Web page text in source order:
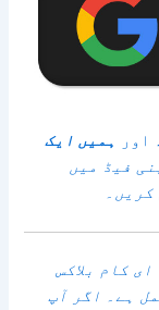
اور
ہمیں ایک
فیڈ میں
ای کام بلاکس
ہے۔ اگر آپ